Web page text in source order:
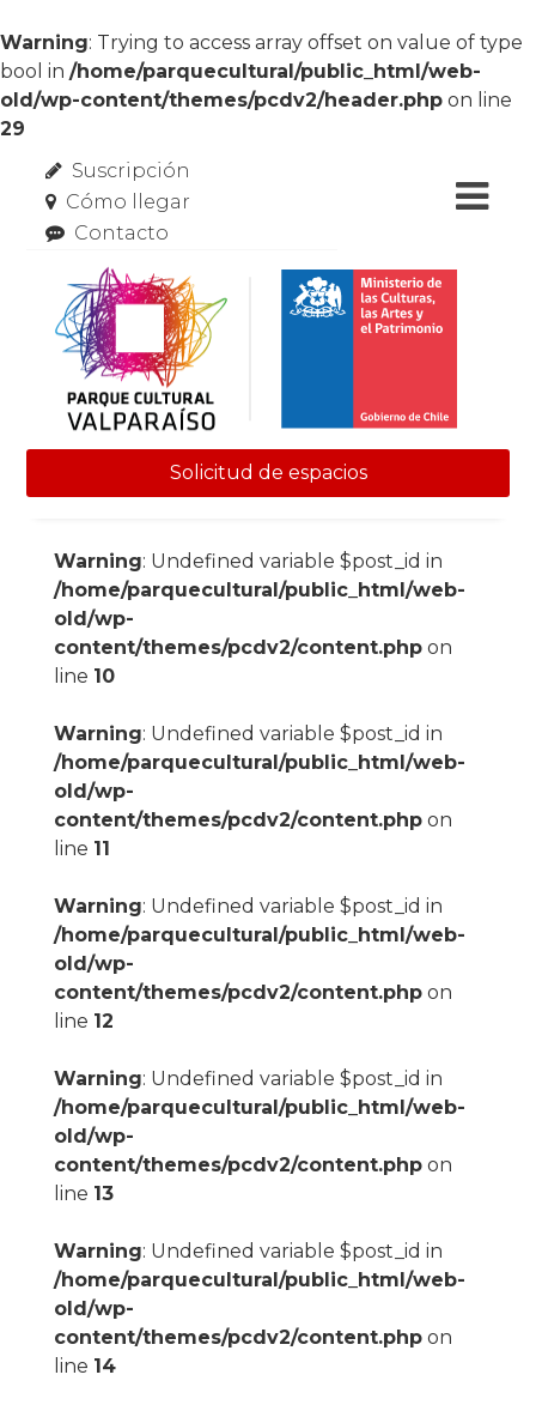
Warning: Trying to access array offset on value of type
bool in /home/parquecultural/public_html/web-
old/wp-content/themes/pcdv2/header.php on line
29
Suscripción
Cómo llegar
Contacto
Solicitud de espacios
Warning: Undefined variable $post_id in
/home/parquecultural/public_html/web-
old/wp-
content/themes/pcdv2/content.phpon
line 10
Warning: Undefined variable $post_id in
/home/parquecultural/public_html/web-
old/wp-
content/themes/pcdv2/content.phpon
line 11
Warning: Undefined variable $post_id in
/home/parquecultural/public_html/web-
old/wp-
content/themes/pcdv2/content.phpon
line 12
Warning: Undefined variable $post_id in
/home/parquecultural/public_html/web-
old/wp-
content/themes/pcdv2/content.phpon
line 13
Warning: Undefined variable $post_id in
/home/parquecultural/public_html/web-
old/wp-
content/themes/pcdv2/content.phpon
line 14